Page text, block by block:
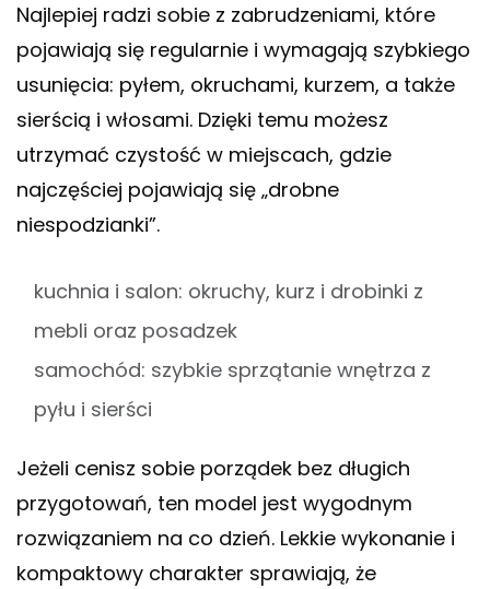
Najlepiej radzi sobie z zabrudzeniami, które
pojawiają się regularnie i wymagają szybkiego
usunięcia: pyłem, okruchami, kurzem, a także
sierścią i włosami. Dzięki temu możesz
utrzymać czystość w miejscach, gdzie
najczęściej pojawiają się „drobne
niespodzianki”.
kuchnia i salon: okruchy, kurz i drobinki z
mebli oraz posadzek
samochód: szybkie sprzątanie wnętrza z
pyłu i sierści
Jeżeli cenisz sobie porządek bez długich
przygotowań, ten model jest wygodnym
rozwiązaniem na co dzień. Lekkie wykonanie i
kompaktowy charakter sprawiają, że